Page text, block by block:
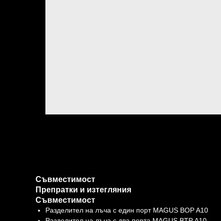
Съвместимост
Препратки и изтегляния
Съвместимост
Разделител на лъча с един порт MAGUS BOP A10